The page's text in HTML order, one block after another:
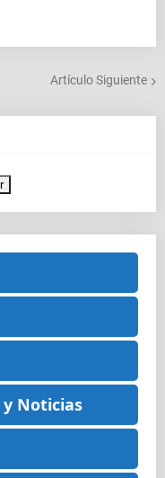
Artículo Siguiente
y Noticias